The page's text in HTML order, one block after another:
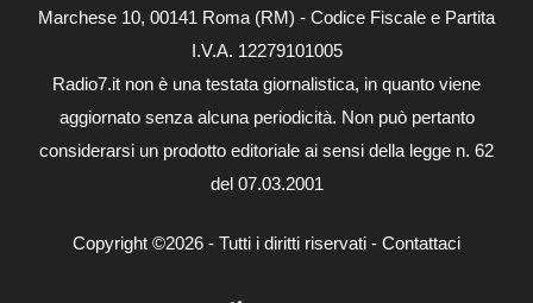
Marchese 10, 00141 Roma (RM) - Codice Fiscale e Partita
I.V.A. 12279101005
Radio7.it non è una testata giornalistica, in quanto viene
aggiornato senza alcuna periodicità. Non può pertanto
considerarsi un prodotto editoriale ai sensi della legge n. 62
del 07.03.2001
Copyright ©2026 - Tutti i diritti riservati - Contattaci